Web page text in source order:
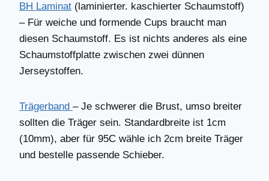
BH Laminat (laminierter. kaschierter Schaumstoff)
– Für weiche und formende Cups braucht man
diesen Schaumstoff. Es ist nichts anderes als eine
Schaumstoffplatte zwischen zwei dünnen
Jerseystoffen.
Trägerband – Je schwerer die Brust, umso breiter
sollten die Träger sein. Standardbreite ist 1cm
(10mm), aber für 95C wähle ich 2cm breite Träger
und bestelle passende Schieber.